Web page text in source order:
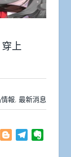
上
報, 最新消息
Plurk BloggerTelegram